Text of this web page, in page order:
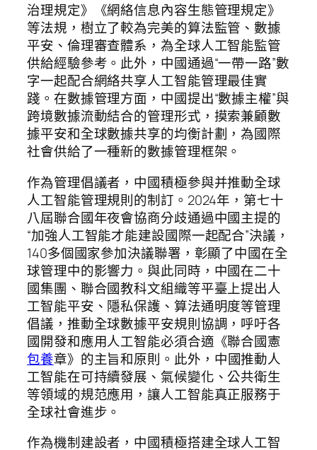
治理規定》《網絡信息內容生態管理規定》
等法規，樹立了較為完美的算法監管、數據
平安、倫理審查體系，為全球人工智能監管
供給經驗參考。此外，中國通過“一帶一路”數
字一起配合網絡共享人工智能管理最佳實
踐。在數據管理方面，中國提出“數據主權”與
跨境數據流動結合的管理形式，摸索兼顧數
據平安和全球數據共享的均衡計劃，為國際
社會供給了一種新的數據管理框架。
作為管理倡議者，中國積極參與并推動全球
人工智能管理規則的制訂。2024年，第七十
八屆聯合國年夜會協商分歧通過中國主提的
“加強人工智能才能建設國際一起配合”決議，
140多個國家參加決議聯署，彰顯了中國在全
球管理中的影響力。與此同時，中國在二十
國集團、聯合國教科文組織等平臺上提出人
工智能平安、隱私保護、算法通明度等管理
倡議，推動全球數據平安規則協調，呼吁各
國開發和應用人工智能必須合適《聯合國憲
包養章》的主旨和原則。此外，中國推動人
工智能在可持續發展、氣候變化、公共衛生
等領域的規范應用，讓人工智能真正服務于
全球社會進步。
作為機制建設者，中國積極搭建全球人工智